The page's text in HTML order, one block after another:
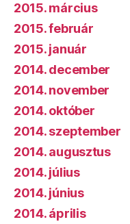
2015. március
2015. február
2015. január
2014. december
2014. november
2014. október
2014. szeptember
2014. augusztus
2014. július
2014. június
2014. április